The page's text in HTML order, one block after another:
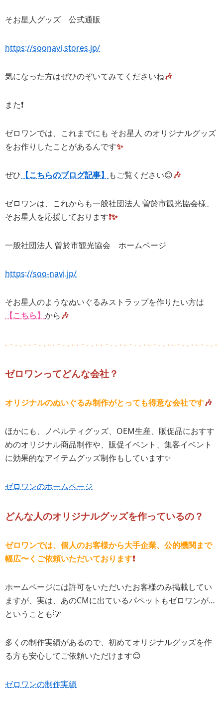
そお星人グッズ 公式通販
https://soonavi.stores.jp/
気になった方はぜひのぞいてみてくださいね🎶
また❗️
ゼロワンでは、これまでにも そお星人 のオリジナルグッズ
をお作りしたことがあるんです✨
ぜひ 【こちらのブログ記事】 もご覧ください😊🎶
ゼロワンは、これからも一般社団法人 曽於市観光協会様、
そお星人を応援しております❗️✨
一般社団法人 曽於市観光協会 ホームページ
https://soo-navi.jp/
そお星人のようなぬいぐるみストラップを作りたい方は
【こちら】 から🎶
ゼロワンってどんな会社？
オリジナルのぬいぐるみ制作がとっても得意な会社です🎶
ほかにも、ノベルティグッズ、OEM生産、販促品におすす
めのオリジナル商品制作や、販促イベント、集客イベント
に効果的なアイテムグッズ制作もしています✨
ゼロワンのホームページ
どんな人のオリジナルグッズを作っているの？
ゼロワンでは、個人のお客様から大手企業、公的機関まで
幅広〜くご依頼いただいております❗️
ホームページには許可をいただいたお客様のみ掲載してい
ますが、実は、あのCMに出ているパペットもゼロワンが…
ということも💡
多くの制作実績があるので、初めてオリジナルグッズを作
る方も安心してご依頼いただけます😊
ゼロワンの制作実績